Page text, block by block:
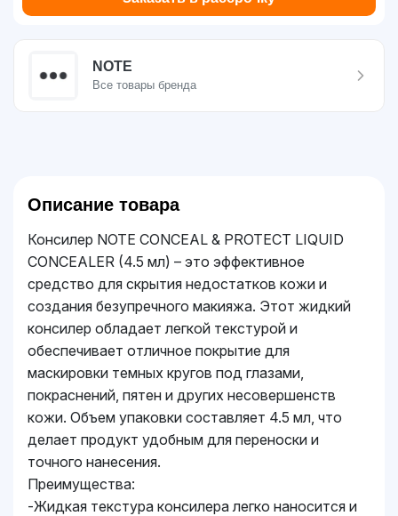
NOTE
Все товары бренда
Описание товара
Консилер NOTE CONCEAL & PROTECT LIQUID
CONCEALER (4.5 мл) – это эффективное
средство для скрытия недостатков кожи и
создания безупречного макияжа. Этот жидкий
консилер обладает легкой текстурой и
обеспечивает отличное покрытие для
маскировки темных кругов под глазами,
покраснений, пятен и других несовершенств
кожи. Объем упаковки составляет 4.5 мл, что
делает продукт удобным для переноски и
точного нанесения.
Преимущества:
-Жидкая текстура консилера легко наносится и